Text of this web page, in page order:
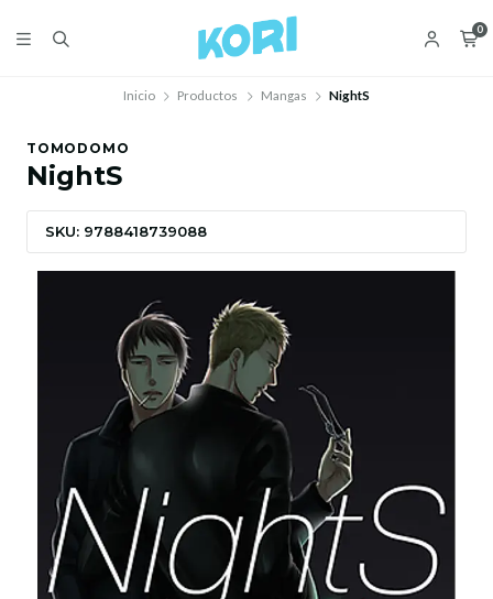
0
Inicio Productos Mangas NightS
TOMODOMO
NightS
SKU: 9788418739088